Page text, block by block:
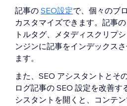
記事の SEO設定で、個々のブ
カスタマイズできます。記事
トルタグ、メタディスクリプ
ンジンに記事をインデックス
ます。
また、SEO アシスタントとそ
ログ記事の SEO 設定を改善す
シスタントを開くと、コンテ